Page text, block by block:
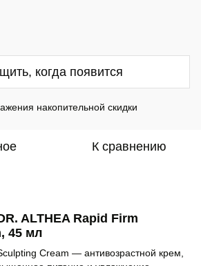
когда появится
накопительной скидки
К сравнению
ALTHEA Rapid Firm
45 мл
Cream — антивозрастной крем,